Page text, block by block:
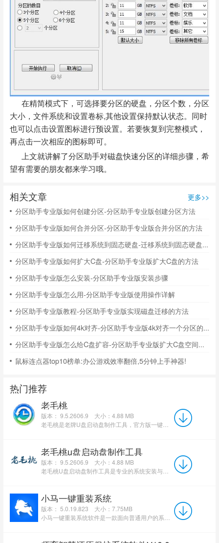
在精简模式下，可选择要分区的硬盘，分区个数，分区
大小，文件系统和设置卷标,其他设置保持默认状态。同时
也可以点击设置图标进行预设置。若要恢复到完整模式，
再点击一次相应的图标即可。
上文就讲解了分区助手对磁盘快速分区的详细步骤，希
望有需要的朋友都来学习哦。
相关文章
更多>>
分区助手专业版如何创建分区-分区助手专业版创建分区方法
分区助手专业版如何合并分区-分区助手专业版合并分区的方法
分区助手专业版如何迁移系统到固态硬盘-迁移系统到固态硬盘的方法
分区助手专业版如何扩大C盘-分区助手专业版扩大C盘的方法
分区助手专业版怎么安装-分区助手专业版安装步骤
分区助手专业版怎么用-分区助手专业版使用操作详解
分区助手专业版教程-分区助手专业版实现磁盘迁移的方法
分区助手专业版如何4k对齐-分区助手专业版4k对齐一个分区的步骤
分区助手专业版怎么给C盘扩容-分区助手专业版扩大C盘空间的具体步骤
鼠标连点器top10榜单:办公游戏效率翻倍,5分钟上手神器!
热门推荐
老毛桃
版本： 9.5.2606.9
大小：4.88 MB
老毛桃是老牌U盘启动盘制作工具，官方版一键制作流程简单，内置磁盘分区、密码重置、数据恢复等全套维修工...
老毛桃u盘启动盘制作工具
版本： 9.5.2606.9
大小：4.88 MB
老毛桃U盘启动盘制作工具是专业的系统安装与维护工具，支持从WinXP到Win11全版本系统一键重装、备份还原及U...
小马一键重装系统
版本： 5.0.19.823
大小：7.75MB